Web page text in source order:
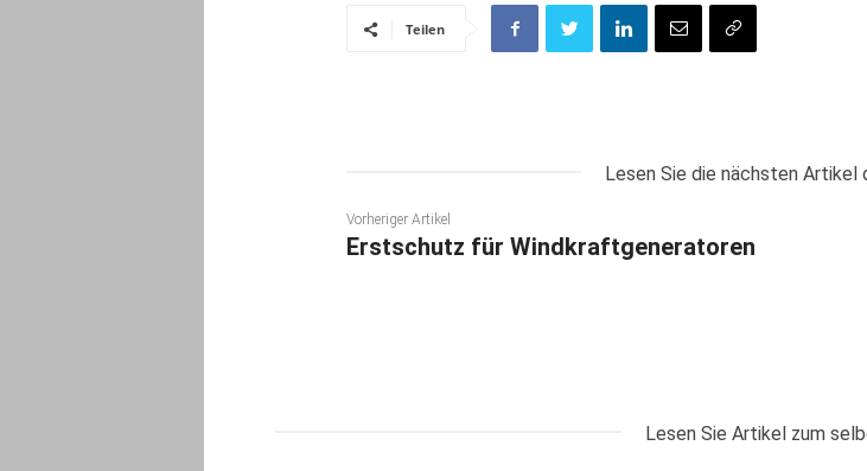
Teilen
Lesen Sie die nächsten Artikel
Vorheriger Artikel
Erstschutz für Windkraftgeneratoren
Lesen Sie Artikel zum